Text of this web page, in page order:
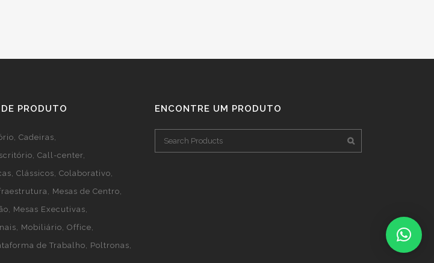
PRODUTO
Cadeiras
Call-center
Clássicos Colaborativo
Mesas de Centro
Mesas Executivas
Mobiliário Office
de Trabalho
Poltronas
ENCONTRE UM PRODUTO